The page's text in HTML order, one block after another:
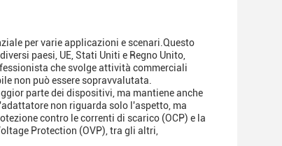
per varie applicazioni e scenari.Questo
paesi, UE, Stati Uniti e Regno Unito,
che svolge attività commerciali
non può essere sopravvalutata.
parte dei dispositivi, ma mantiene anche
non riguarda solo l'aspetto, ma
contro le correnti di scarico (OCP) e la
Protection (OVP), tra gli altri,